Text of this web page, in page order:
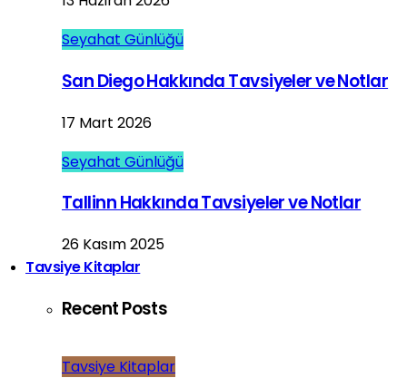
Seyahat Günlüğü
San Diego Hakkında Tavsiyeler ve Notlar
17 Mart 2026
Seyahat Günlüğü
Tallinn Hakkında Tavsiyeler ve Notlar
26 Kasım 2025
Tavsiye Kitaplar
Recent Posts
Tavsiye Kitaplar